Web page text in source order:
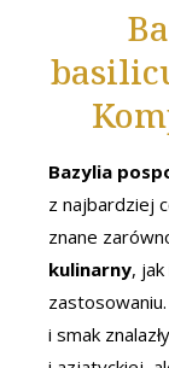
Bazylia
z najbardziej
znane
kulinarny, jak
i smak